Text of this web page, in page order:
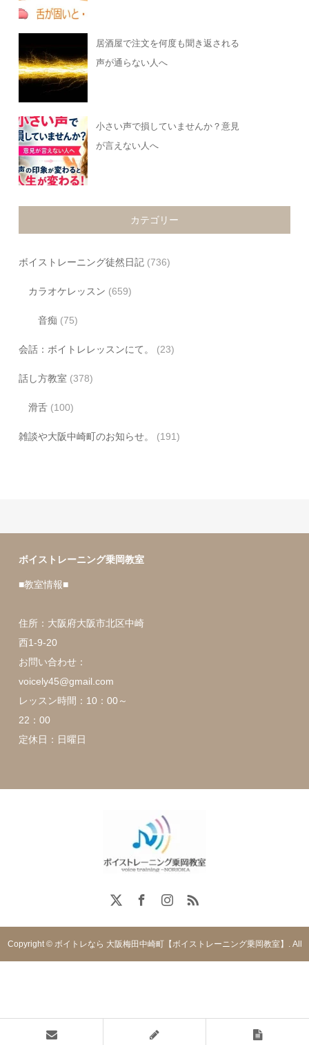
居酒屋で注文を何度も聞き返される
声が通らない人へ
小さい声で損していませんか？意見
が言えない人へ
カテゴリー
ボイストレーニング徒然日記 (736)
カラオケレッスン (659)
音痴 (75)
会話：ボイトレレッスンにて。 (23)
話し方教室 (378)
滑舌 (100)
雑談や大阪中崎町のお知らせ。 (191)
ボイストレーニング乗岡教室
■教室情報■
住所：大阪府大阪市北区中崎
西1-9-20
お問い合わせ：
voicely45@gmail.com
レッスン時間：10：00～
22：00
定休日：日曜日
Copyright © ボイトレなら 大阪梅田中崎町【ボイストレーニング乗岡教室】. All